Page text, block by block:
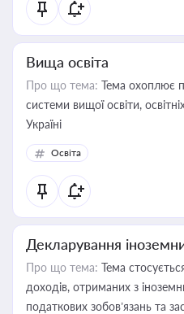
Вища освіта
Про що тема: Тема охоплює
системи вищої освіти,
Україні
Освіта
Декларування
Про що тема: Тема
доходів, отриманих з
податкових зобов’язань та